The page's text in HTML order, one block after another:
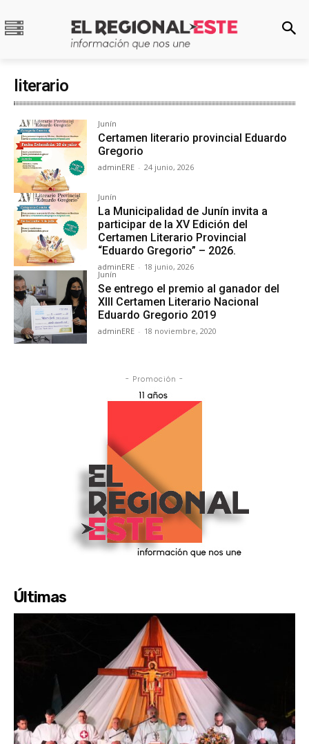
literario
Junín
Certamen literario provincial Eduardo
Gregorio
adminERE - 24 junio, 2026
Junín
La Municipalidad de Junín invita a
participar de la XV Edición del
Certamen Literario Provincial
“Eduardo Gregorio” – 2026.
adminERE - 18 junio, 2026
Junín
Se entrego el premio al ganador del
XIII Certamen Literario Nacional
Eduardo Gregorio 2019
adminERE - 18 noviembre, 2020
- Promoción -
Últimas